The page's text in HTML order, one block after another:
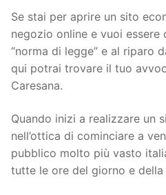
Se stai per aprire un sito
negozio online e vuoi
“norma di legge” e al riparo
qui potrai trovare il tuo
Caresana.
Quando inizi a realizzare un
nell’ottica di cominciare a
pubblico molto più vasto
tutte le ore del giorno e della